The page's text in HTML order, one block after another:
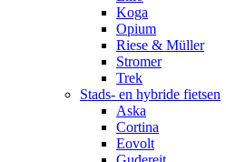
Koga
Opium
Riese & Müller
Stromer
Trek
Stads- en hybride fietsen
Aska
Cortina
Eovolt